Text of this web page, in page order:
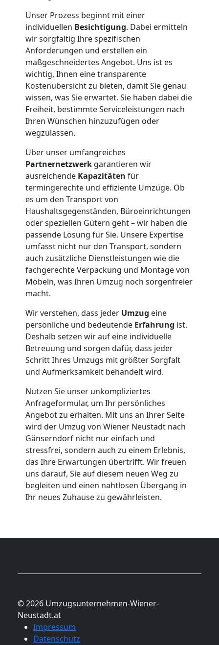
Unser Prozess beginnt mit einer
individuellen Besichtigung. Dabei ermitteln
wir sorgfältig Ihre spezifischen
Anforderungen und erstellen ein
maßgeschneidertes Angebot. Uns ist es
wichtig, Ihnen eine transparente
Kostenübersicht zu bieten, damit Sie genau
wissen, was Sie erwartet. Sie haben dabei die
Freiheit, bestimmte Serviceleistungen nach
Ihren Wünschen hinzuzufügen oder
wegzulassen.
Über unser umfangreiches
Partnernetzwerk garantieren wir
ausreichende Kapazitäten für
termingerechte und effiziente Umzüge. Ob
es um den Transport von
Haushaltsgegenständen, Büroeinrichtungen
oder speziellen Gütern geht – wir haben die
passende Lösung für Sie. Unsere Expertise
umfasst nicht nur den Transport, sondern
auch zusätzliche Dienstleistungen wie die
fachgerechte Verpackung und Montage von
Möbeln, was Ihren Umzug noch sorgenfreier
macht.
Wir verstehen, dass jeder Umzug eine
persönliche und bedeutende Erfahrung ist.
Deshalb setzen wir auf eine individuelle
Betreuung und sorgen dafür, dass jeder
Schritt Ihres Umzugs mit größter Sorgfalt
und Aufmerksamkeit behandelt wird.
Nutzen Sie unser unkompliziertes
Anfrageformular, um Ihr persönliches
Angebot zu erhalten. Mit uns an Ihrer Seite
wird der Umzug von Wiener Neustadt nach
Gänserndorf nicht nur einfach und
stressfrei, sondern auch zu einem Erlebnis,
das Ihre Erwartungen übertrifft. Wir freuen
uns darauf, Sie auf diesem neuen Weg zu
begleiten und einen nahtlosen Übergang in
Ihr neues Zuhause zu gewährleisten.
© 2026 Umzugsunternehmen-Wiener-
Neustadt.at
Impressum
Datenschutz